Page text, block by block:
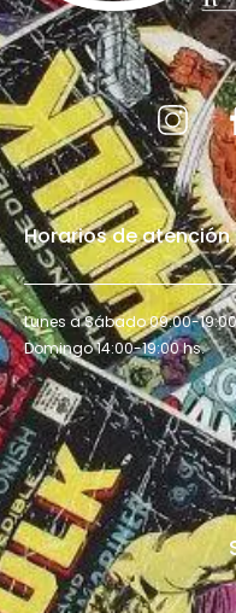
Horarios de atención
Lunes a Sábado 09:00-
Domingo 14:00-19:00 hs.